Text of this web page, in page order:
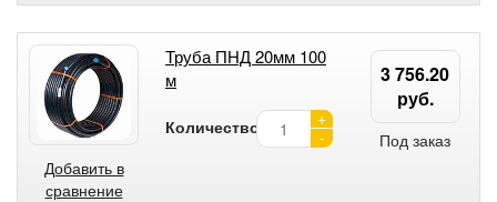
Добавить в
сравнение
Труба ПНД 20мм 100
м
Количество:
+
-
3 756.20
руб.
Под заказ